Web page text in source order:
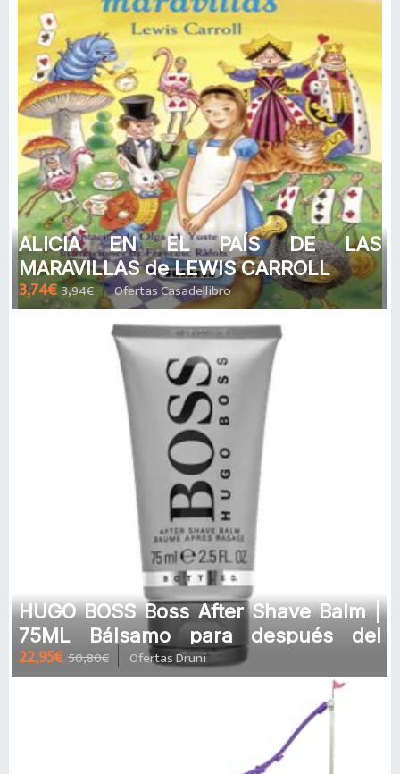
ALICIA EN EL PAÍS DE LAS
MARAVILLAS de LEWIS CARROLL
3,74€ 3,94€ Ofertas Casadellibro
HUGO BOSS Boss After Shave Balm |
75ML Bálsamo para después del
afeitado
22,95€ 50,80€ Ofertas Druni